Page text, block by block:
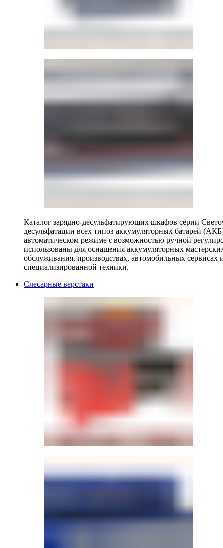
Каталог зарядно-десульфатирующих шкафов серии
десульфатации всех типов аккумуляторных батарей
автоматическом режиме с возможностью ручной
использованы для оснащения аккумуляторных
обслуживания, производствах, автомобильных
специализированной техники.
Слесарные верстаки